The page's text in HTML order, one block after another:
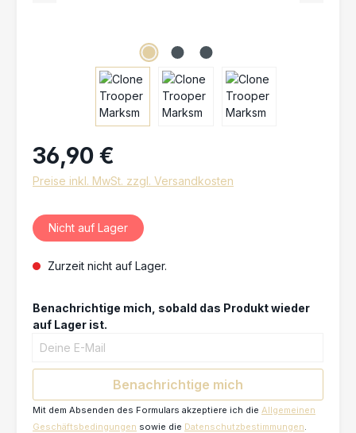
36,90 €
Preise inkl. MwSt. zzgl. Versandkosten
Nicht auf Lager
Zurzeit nicht auf Lager.
Benachrichtige mich, sobald das Produkt wieder
auf Lager ist.
Deine E-Mail
Benachrichtige mich
Mit dem Absenden des Formulars akzeptiere ich die Allgemeinen
Geschäftsbedingungen sowie die Datenschutzbestimmungen